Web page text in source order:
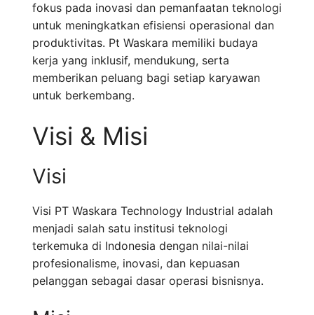
fokus pada inovasi dan pemanfaatan teknologi
untuk meningkatkan efisiensi operasional dan
produktivitas. Pt Waskara memiliki budaya
kerja yang inklusif, mendukung, serta
memberikan peluang bagi setiap karyawan
untuk berkembang.
Visi & Misi
Visi
Visi PT Waskara Technology Industrial adalah
menjadi salah satu institusi teknologi
terkemuka di Indonesia dengan nilai-nilai
profesionalisme, inovasi, dan kepuasan
pelanggan sebagai dasar operasi bisnisnya.